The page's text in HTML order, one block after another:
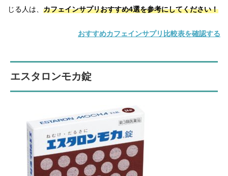
じる人は、 カフェインサプリおすすめ4選を参考にしてください！
おすすめカフェインサプリ比較表を確認する
エスタロンモカ錠